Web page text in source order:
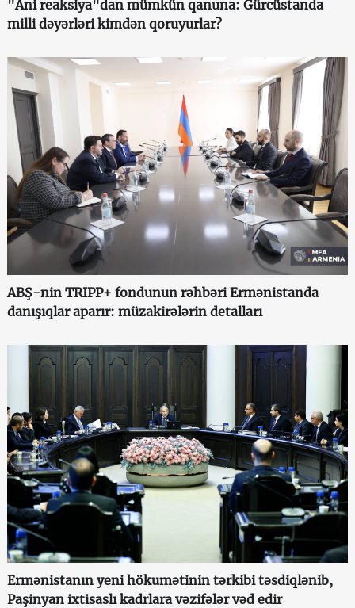
"Ani reaksiya"dan mümkün qanuna: Gürcüstanda
milli dəyərləri kimdən qoruyurlar?
ABŞ-nin TRIPP+ fondunun rəhbəri Ermənistanda
danışıqlar aparır: müzakirələrin detalları
Ermənistanın yeni hökumətinin tərkibi təsdiqlənib,
Paşinyan ixtisaslı kadrlara vəzifələr vəd edir